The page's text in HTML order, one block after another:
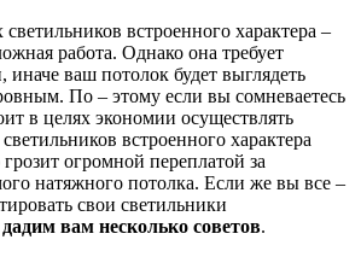
встроенного характера –
работа. Однако она требует
иначе ваш потолок будет выглядеть
По – этому если вы сомневаетесь
в целях экономии осуществлять
встроенного характера
огромной переплатой за
натяжного потолка. Если же вы все –
свои светильники
вам несколько советов.